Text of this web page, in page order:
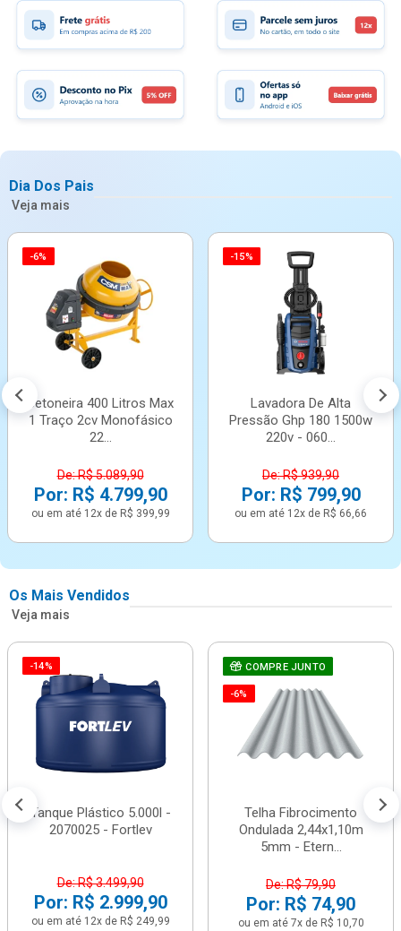
Dia Dos Pais
Veja mais
-6%
Betoneira 400 Litros Max
1 Traço 2cv Monofásico
22...
De: R$ 5.089,90
Por: R$ 4.799,90
ou em até 12x de R$ 399,99
-15%
Lavadora De Alta
Pressão Ghp 180 1500w
220v - 060...
De: R$ 939,90
Por: R$ 799,90
ou em até 12x de R$ 66,66
Os Mais Vendidos
Veja mais
-14%
Tanque Plástico 5.000l -
2070025 - Fortlev
De: R$ 3.499,90
Por: R$ 2.999,90
ou em até 12x de R$ 249,99
COMPRE JUNTO
-6%
Telha Fibrocimento
Ondulada 2,44x1,10m
5mm - Etern...
De: R$ 79,90
Por: R$ 74,90
ou em até 7x de R$ 10,70